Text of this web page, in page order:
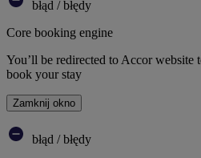
błąd / błędy
Core booking engine
You’ll be redirected to Accor website
book your stay
Zamknij okno
błąd / błędy